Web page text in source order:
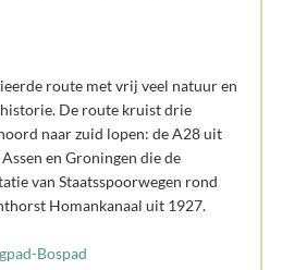
route met vrij veel natuur en
De route kruist drie
naar zuid lopen: de A28 uit
en Groningen die de
van Staatsspoorwegen rond
Homankanaal uit 1927.
Bospad